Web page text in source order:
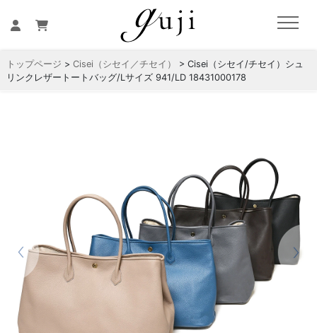
トップページ > Cisei（シセイ／チセイ）
> Cisei（シセイ/チセイ）シュ
リンクレザートートバッグ/Lサイズ 941/LD 18431000178